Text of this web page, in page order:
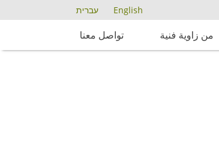
English עברית
من زاوية فنية تواصل معنا